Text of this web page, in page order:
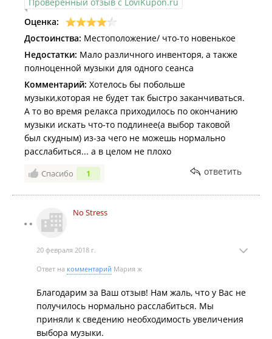
Оценка:
Достоинства: Местоположение/ что-то новенькое
Недостатки: Мало различного инвенторя, а также
полноценной музыки для одного сеанса
Комментарий: Хотелось бы побольше
музыки,которая не будет так быстро заканчиваться.
А то во время релакса приходилось по окончанию
музыки искать что-то подлинее(а выбор таковой
был скудным) из-за чего не можешь нормально
расслабиться... а в целом не плохо
Спасибо 1 ответить
No Stress
20 февраля 2018 г.
Ответ на комментарий Мария ж
Благодарим за Ваш отзыв! Нам жаль, что у Вас не
получилось нормально расслабиться. Мы
приняли к сведению необходимость увеличения
выбора музыки.